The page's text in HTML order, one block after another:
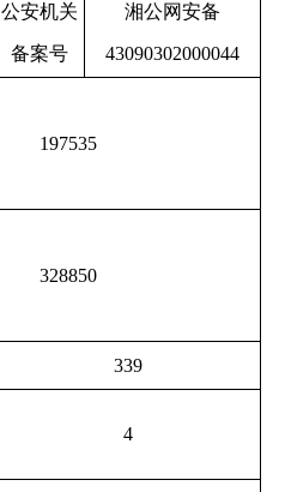
公安机关
备案号
湘公网安备
43090302000044
197535
328850
339
4